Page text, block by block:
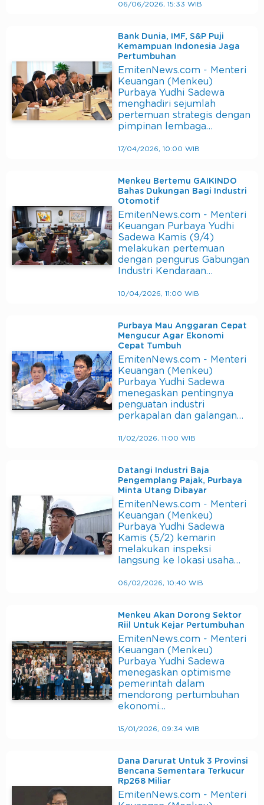
06/06/2026, 15:33 WIB
Bank Dunia, IMF, S&P Puji
Kemampuan Indonesia Jaga
Pertumbuhan
EmitenNews.com - Menteri
Keuangan (Menkeu)
Purbaya Yudhi Sadewa
menghadiri sejumlah
pertemuan strategis dengan
pimpinan lembaga…
17/04/2026, 10:00 WIB
Menkeu Bertemu GAIKINDO
Bahas Dukungan Bagi Industri
Otomotif
EmitenNews.com - Menteri
Keuangan Purbaya Yudhi
Sadewa Kamis (9/4)
melakukan pertemuan
dengan pengurus Gabungan
Industri Kendaraan…
10/04/2026, 11:00 WIB
Purbaya Mau Anggaran Cepat
Mengucur Agar Ekonomi
Cepat Tumbuh
EmitenNews.com - Menteri
Keuangan (Menkeu)
Purbaya Yudhi Sadewa
menegaskan pentingnya
penguatan industri
perkapalan dan galangan…
11/02/2026, 11:00 WIB
Datangi Industri Baja
Pengemplang Pajak, Purbaya
Minta Utang Dibayar
EmitenNews.com - Menteri
Keuangan (Menkeu)
Purbaya Yudhi Sadewa
Kamis (5/2) kemarin
melakukan inspeksi
langsung ke lokasi usaha…
06/02/2026, 10:40 WIB
Menkeu Akan Dorong Sektor
Riil Untuk Kejar Pertumbuhan
EmitenNews.com - Menteri
Keuangan (Menkeu)
Purbaya Yudhi Sadewa
menegaskan optimisme
pemerintah dalam
mendorong pertumbuhan
ekonomi…
15/01/2026, 09:34 WIB
Dana Darurat Untuk 3 Provinsi
Bencana Sementara Terkucur
Rp268 Miliar
EmitenNews.com - Menteri